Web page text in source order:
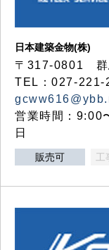
日本建築金物(株)
〒317‐0801 群
TEL：027-
営業時間：9:00
日
販売可 工